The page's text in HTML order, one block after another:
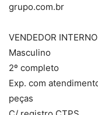
grupo.com.br
VENDEDOR INTERNO
Masculino
2º completo
Exp. com
peças